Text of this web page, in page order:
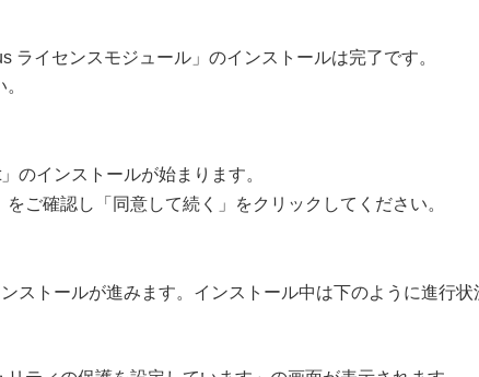
ライセンスモジュール」のインストールは完了です。
のインストールが始まります。
ご確認し「同意して続く」をクリックしてください。
ストールが進みます。インストール中は下のように進行